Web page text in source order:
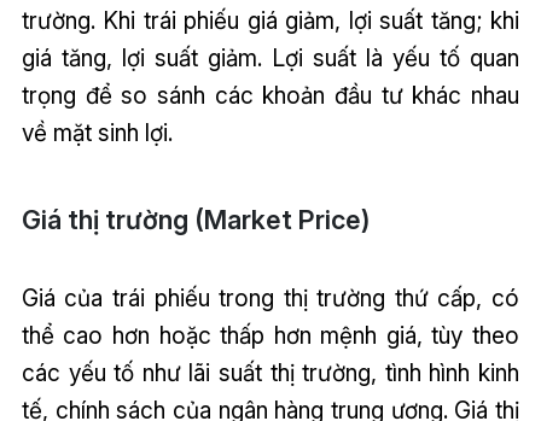
trường. Khi trái phiếu giá giảm, lợi suất tăng; khi
giá tăng, lợi suất giảm. Lợi suất là yếu tố quan
trọng để so sánh các khoản đầu tư khác nhau
về mặt sinh lợi.
Giá thị trường (Market Price)
Giá của trái phiếu trong thị trường thứ cấp, có
thể cao hơn hoặc thấp hơn mệnh giá, tùy theo
các yếu tố như lãi suất thị trường, tình hình kinh
tế, chính sách của ngân hàng trung ương. Giá thị